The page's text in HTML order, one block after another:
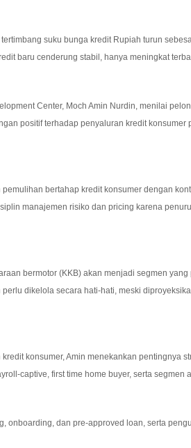
suku bunga kredit Rupiah turun
baru cenderung stabil, hanya meningkat
Center, Moch Amin Nurdin, menilai
positif terhadap penyaluran kredit konsumer
bertahap kredit konsumer dengan
manajemen risiko dan pricing karena
bermotor (KKB) akan menjadi segmen
dikelola secara hati-hati, meski
konsumer, Amin menekankan pentingnya
captive, first time home buyer, serta segmen
onboarding, dan pre-approved loan, serta